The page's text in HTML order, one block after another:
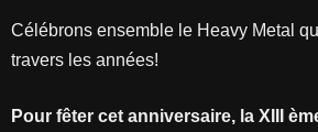
Célébrons ensemble le Heavy Metal
travers les années!
Pour fêter cet anniversaire, la XIII